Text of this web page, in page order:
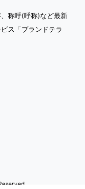
称呼(呼称)など最新
ス「ブランドテラ